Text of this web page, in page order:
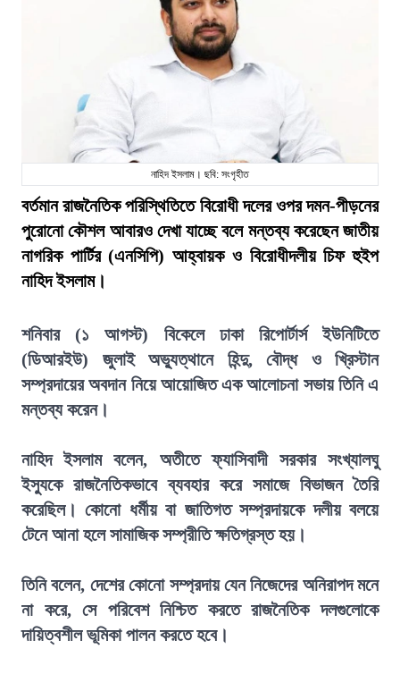
নাহিদ ইসলাম। ছবি: সংগৃহীত
বর্তমান রাজনৈতিক পরিস্থিতিতে বিরোধী দলের ওপর দমন-পীড়নের
পুরোনো কৌশল আবারও দেখা যাচ্ছে বলে মন্তব্য করেছেন জাতীয়
নাগরিক পার্টির (এনসিপি) আহ্বায়ক ও বিরোধীদলীয় চিফ হুইপ
নাহিদ ইসলাম।
শনিবার (১ আগস্ট) বিকেলে ঢাকা রিপোর্টার্স ইউনিটিতে
(ডিআরইউ) জুলাই অভ্যুত্থানে হিন্দু, বৌদ্ধ ও খ্রিস্টান
সম্প্রদায়ের অবদান নিয়ে আয়োজিত এক আলোচনা সভায় তিনি এ
মন্তব্য করেন।
নাহিদ ইসলাম বলেন, অতীতে ফ্যাসিবাদী সরকার সংখ্যালঘু
ইস্যুকে রাজনৈতিকভাবে ব্যবহার করে সমাজে বিভাজন তৈরি
করেছিল। কোনো ধর্মীয় বা জাতিগত সম্প্রদায়কে দলীয় বলয়ে
টেনে আনা হলে সামাজিক সম্প্রীতি ক্ষতিগ্রস্ত হয়।
তিনি বলেন, দেশের কোনো সম্প্রদায় যেন নিজেদের অনিরাপদ মনে
না করে, সে পরিবেশ নিশ্চিত করতে রাজনৈতিক দলগুলোকে
দায়িত্বশীল ভূমিকা পালন করতে হবে।